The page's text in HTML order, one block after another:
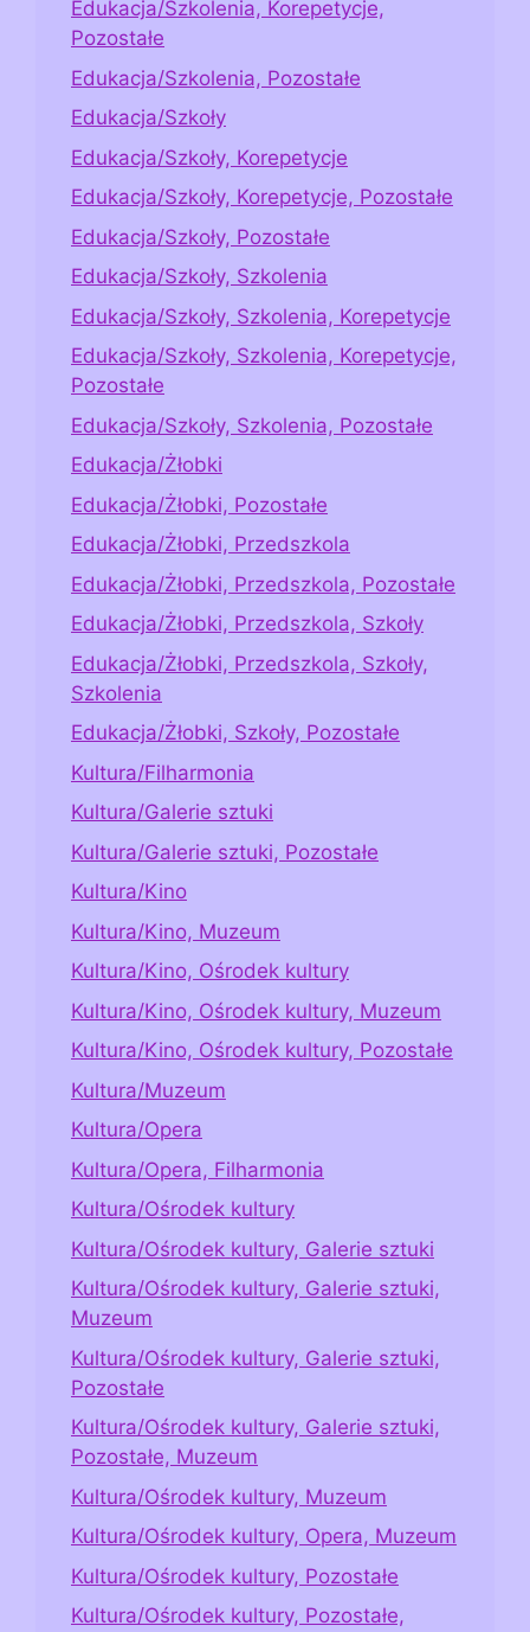
Edukacja/Szkolenia, Korepetycje,
Pozostałe
Edukacja/Szkolenia, Pozostałe
Edukacja/Szkoły
Edukacja/Szkoły, Korepetycje
Edukacja/Szkoły, Korepetycje, Pozostałe
Edukacja/Szkoły, Pozostałe
Edukacja/Szkoły, Szkolenia
Edukacja/Szkoły, Szkolenia, Korepetycje
Edukacja/Szkoły, Szkolenia, Korepetycje,
Pozostałe
Edukacja/Szkoły, Szkolenia, Pozostałe
Edukacja/Żłobki
Edukacja/Żłobki, Pozostałe
Edukacja/Żłobki, Przedszkola
Edukacja/Żłobki, Przedszkola, Pozostałe
Edukacja/Żłobki, Przedszkola, Szkoły
Edukacja/Żłobki, Przedszkola, Szkoły,
Szkolenia
Edukacja/Żłobki, Szkoły, Pozostałe
Kultura/Filharmonia
Kultura/Galerie sztuki
Kultura/Galerie sztuki, Pozostałe
Kultura/Kino
Kultura/Kino, Muzeum
Kultura/Kino, Ośrodek kultury
Kultura/Kino, Ośrodek kultury, Muzeum
Kultura/Kino, Ośrodek kultury, Pozostałe
Kultura/Muzeum
Kultura/Opera
Kultura/Opera, Filharmonia
Kultura/Ośrodek kultury
Kultura/Ośrodek kultury, Galerie sztuki
Kultura/Ośrodek kultury, Galerie sztuki,
Muzeum
Kultura/Ośrodek kultury, Galerie sztuki,
Pozostałe
Kultura/Ośrodek kultury, Galerie sztuki,
Pozostałe, Muzeum
Kultura/Ośrodek kultury, Muzeum
Kultura/Ośrodek kultury, Opera, Muzeum
Kultura/Ośrodek kultury, Pozostałe
Kultura/Ośrodek kultury, Pozostałe,